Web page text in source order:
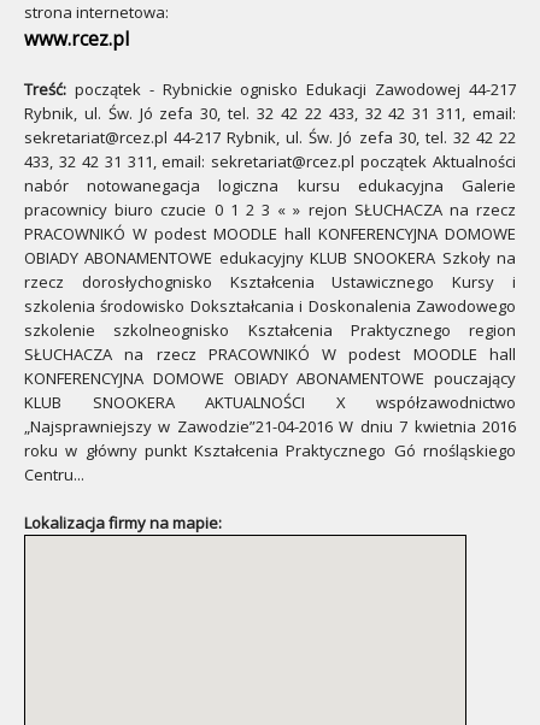
strona internetowa:
www.rcez.pl
Treść: początek - Rybnickie ognisko Edukacji Zawodowej 44-217
Rybnik, ul. Św. Jó zefa 30, tel. 32 42 22 433, 32 42 31 311, email:
sekretariat@rcez.pl 44-217 Rybnik, ul. Św. Jó zefa 30, tel. 32 42 22
433, 32 42 31 311, email: sekretariat@rcez.pl początek Aktualności
nabór notowanegacja logiczna kursu edukacyjna Galerie
pracownicy biuro czucie 0 1 2 3 « » rejon SŁUCHACZA na rzecz
PRACOWNIKÓ W podest MOODLE hall KONFERENCYJNA DOMOWE
OBIADY ABONAMENTOWE edukacyjny KLUB SNOOKERA Szkoły na
rzecz dorosłychognisko Kształcenia Ustawicznego Kursy i
szkolenia środowisko Dokształcania i Doskonalenia Zawodowego
szkolenie szkolneognisko Kształcenia Praktycznego region
SŁUCHACZA na rzecz PRACOWNIKÓ W podest MOODLE hall
KONFERENCYJNA DOMOWE OBIADY ABONAMENTOWE pouczający
KLUB SNOOKERA AKTUALNOŚCI X współzawodnictwo
„Najsprawniejszy w Zawodzie”21-04-2016 W dniu 7 kwietnia 2016
roku w główny punkt Kształcenia Praktycznego Gó rnośląskiego
Centru...
Lokalizacja firmy na mapie: